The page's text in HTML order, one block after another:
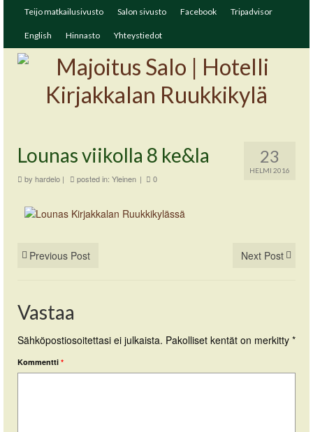
Teijo matkailusivusto Salon sivusto Facebook Tripadvisor
English Hinnasto Yhteystiedot
23
HELMI 2016
Lounas viikolla 8 ke&la
by hardelo | posted in: Yleinen | 0
Previous Post Next Post
Vastaa
Sähköpostiosoitettasi ei julkaista. Pakolliset kentät on merkitty *
Kommentti *